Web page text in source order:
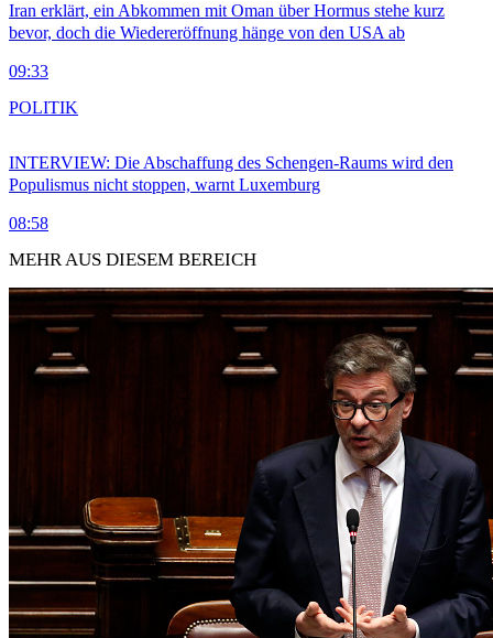
Iran erklärt, ein Abkommen mit Oman über Hormus stehe kurz
bevor, doch die Wiedereröffnung hänge von den USA ab
09:33
INTERVIEW: Die Abschaffung des Schengen-Raums wird den
Populismus nicht stoppen, warnt Luxemburg
08:58
POLITIK
MEHR AUS DIESEM BEREICH